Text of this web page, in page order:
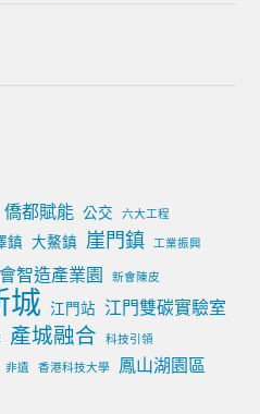
僑都賦能 公交 六大工程
鎮 大鰲鎮 崖門鎮 工業振興
智造產業園 新會陳皮
城 江門站
江門雙碳實驗室
產城融合 科技引領
非遺 香港科技大學 鳳山湖園區